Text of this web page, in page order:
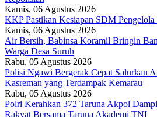
Kamis, 06 Agustus 2026
KKP Pastikan Kesiapan SDM
Kamis, 06 Agustus 2026
Air Bersih, Babinsa Koramil Bringin
Warga Desa Suruh
Rabu, 05 Agustus 2026
Polisi Ngawi Bergerak Cepat Salurkan
Kasreman yang Terdampak Kemarau
Rabu, 05 Agustus 2026
Polri Kerahkan 372 Taruna Akpol
Rakyat Bersama Taruna Akademi TNI